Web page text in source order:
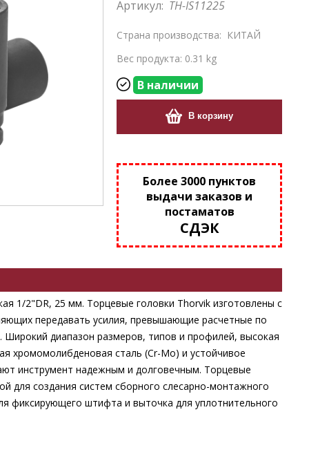
Артикул: TH-IS11225
Страна производства: КИТАЙ
Вес продукта: 0.31 kg
В наличии
В корзину
Более 3000 пунктов
выдачи заказов и
постаматов
СДЭК
1/2"DR, 25 мм. Торцевые головки Thorvik изготовлены с
передавать усилия, превышающие расчетные по
диапазон размеров, типов и профилей, высокая
хромомолибденовая сталь (Cr-Mo) и устойчивое
инструмент надежным и долговечным. Торцевые
для создания систем сборного слесарно-монтажного
фиксирующего штифта и выточка для уплотнительного